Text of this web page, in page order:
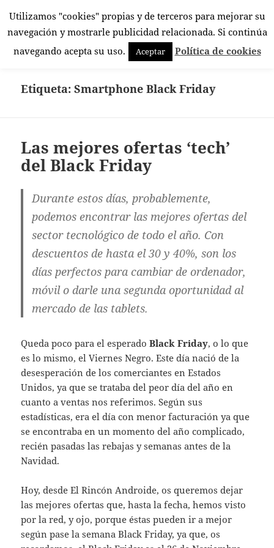
El Rincón Androide
MENÚ
Y
Etiqueta:Smartphone Black Friday
Las mejores ofertas ‘tech’
del Black Friday
Durante estos días, probablemente,
podemos encontrar las mejores ofertas del
sector tecnológico de todo el año. Con
descuentos de hasta el 30 y 40%, son los
días perfectos para cambiar de ordenador,
móvil o darle una segunda oportunidad al
mercado de las tablets.
Queda poco para el esperadoBlack Friday, o lo que
es lo mismo, el Viernes Negro. Este día nació de la
desesperación de los comerciantes en Estados
Unidos, ya que se trataba del peor día del año en
cuanto a ventas nos referimos. Según sus
estadísticas, era el día con menor facturación ya que
se encontraba en un momento del año complicado,
recién pasadas las rebajas y semanas antes de la
Navidad.
Hoy, desde El Rincón Androide, os queremos dejar
las mejores ofertas que, hasta la fecha, hemos visto
por la red, y ojo, porque éstas pueden ir a mejor
según pase la semana Black Friday, ya que, os
Utilizamos "cookies" propias y de terceros para mejorar su
navegación y mostrarle publicidad relacionada. Si continúa
navegando acepta su uso.
Aceptar Política de cookies